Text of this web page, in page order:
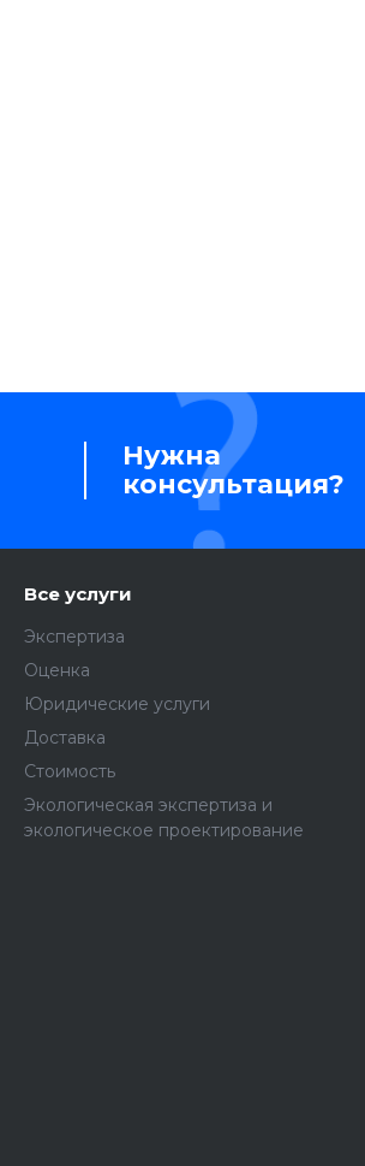
Нужна
консультация?
Все услуги
Экспертиза
Оценка
Юридические услуги
Доставка
Стоимость
Экологическая экспертиза и
экологическое проектирование